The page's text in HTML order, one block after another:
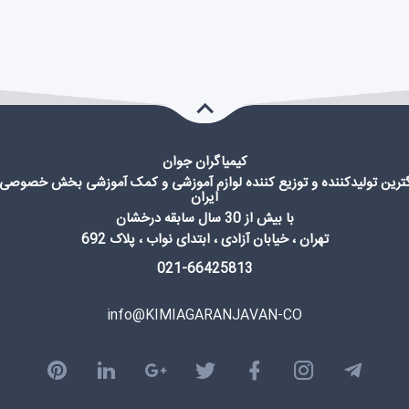
کیمیاگران جوان
تولیدکننده و توزیع کننده لوازم آموزشی و کمک آموزشی بخش
ایران
با بیش از 30 سال سابقه درخشان
تهران ، خیابان آزادی ، ابتدای نواب ، پلاک 692
021-66425813
info@KIMIAGARANJAVAN-CO